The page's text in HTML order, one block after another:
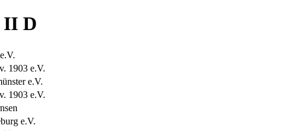
II D
1903 e.V.
e.V.
1903 e.V.
e.V.